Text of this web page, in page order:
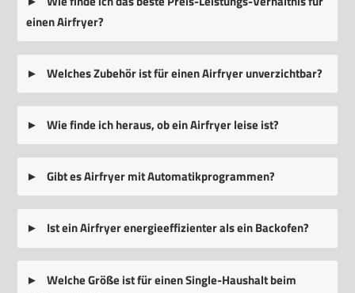
einen Airfryer?
Welches Zubehör ist für einen Airfryer unverzichtbar?
Wie finde ich heraus, ob ein Airfryer leise ist?
Gibt es Airfryer mit Automatikprogrammen?
Ist ein Airfryer energieeffizienter als ein Backofen?
Welche Größe ist für einen Single-Haushalt beim